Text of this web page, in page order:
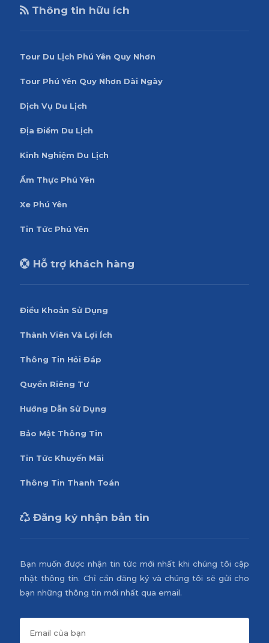
Thông tin hữu ích
Tour Du Lịch Phú Yên Quy Nhơn
Tour Phú Yên Quy Nhơn Dài Ngày
Dịch Vụ Du Lịch
Địa Điểm Du Lịch
Kinh Nghiệm Du Lịch
Ẩm Thực Phú Yên
Xe Phú Yên
Tin Tức Phú Yên
Hỗ trợ khách hàng
Điều Khoản Sử Dụng
Thành Viên Và Lợi Ích
Thông Tin Hỏi Đáp
Quyền Riêng Tư
Hướng Dẫn Sử Dụng
Bảo Mật Thông Tin
Tin Tức Khuyến Mãi
Thông Tin Thanh Toán
Đăng ký nhận bản tin
Bạn muốn được nhận tin tức mới nhất khi chúng tôi cập
nhật thông tin. Chỉ cần đăng ký và chúng tôi sẽ gửi cho
bạn những thông tin mới nhất qua email.